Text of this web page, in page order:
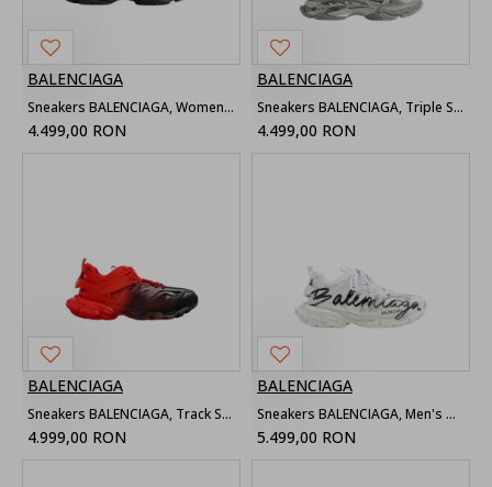
BALENCIAGA
Sneakers BALENCIAGA, Women's Triple S.2 Sneaker in Black/dark Grey
4.499,00 RON
BALENCIAGA
Sneakers BALENCIAGA, Triple S.2 Gradient Sneaker in Grey
4.499,00 RON
BALENCIAGA
Sneakers BALENCIAGA, Track Sneaker, Red
4.999,00 RON
BALENCIAGA
Sneakers BALENCIAGA, Men's Track Signature Sneaker in White
5.499,00 RON